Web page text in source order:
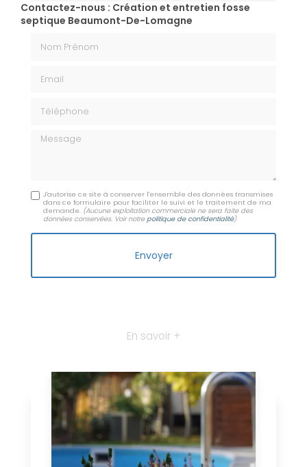
Contactez-nous : Création et entretien fosse
septique Beaumont-De-Lomagne
Message
J'autorise ce site à conserver l'ensemble des données transmises
dans ce formulaire pour faciliter le suivi et le traitement de ma
demande. (Aucune exploitation commerciale ne sera faite des
données conservées. Voir notrepolitique de confidentialité)
En savoir +